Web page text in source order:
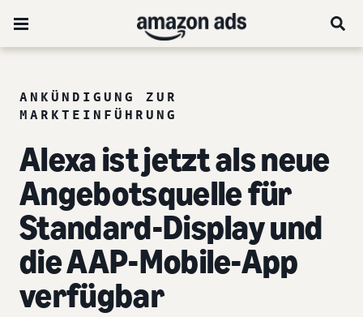
ANKÜNDIGUNG ZUR
MARKTEINFÜHRUNG
Alexa ist jetzt als neue
Angebotsquelle für
Standard-Display und
die AAP-Mobile-App
verfügbar